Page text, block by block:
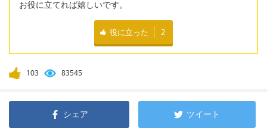
お役に立てれば嬉しいです。
役に立った 2
103 83545
シェア ツイート